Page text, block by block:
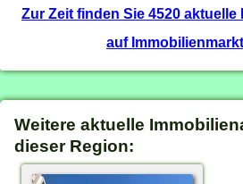
Zur Zeit finden Sie 4520
auf
Weitere aktuelle
dieser Region: